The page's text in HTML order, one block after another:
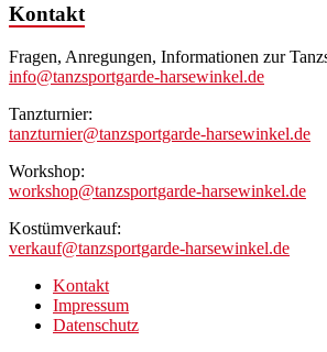
Kontakt
Fragen, Anregungen, Informationen zur
info@tanzsportgarde-harsewinkel.de
Tanzturnier:
tanzturnier@tanzsportgarde-harsewinkel.de
Workshop:
workshop@tanzsportgarde-harsewinkel.de
Kostümverkauf:
verkauf@tanzsportgarde-harsewinkel.de
Kontakt
Impressum
Datenschutz